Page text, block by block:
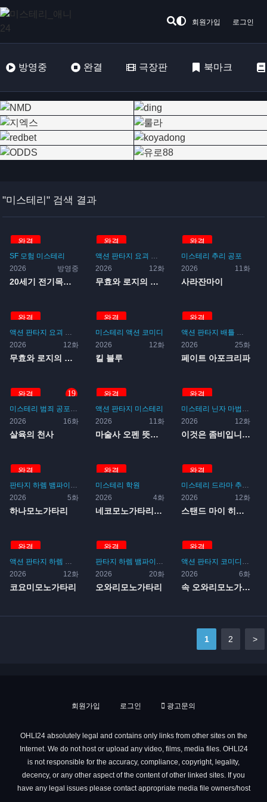
회원가입 로그인
방영중 완결 극장판 북마크
"미스테리" 검색 결과
완결
SF 모험 미스테리
2026
방영중
20세기 전기목록 유레카 에...
완결
액션 판타지 요괴 미스테리
퇴마
2026
12화
무효와 로지의 마법률상담사무...
완결
미스테리 추리 공포
2026
11화
사라잔마이
완결
액션 판타지 요괴 미스테리
퇴마
2026
12화
무효와 로지의 마법률상담사무...
완결
미스테리 액션 코미디
2026
12화
킬 블루
완결
액션 판타지 배틀 미스테리
2026
25화
페이트 아포크리파
완결 19
미스테리 범죄 공포 19
2026
16화
살육의 천사
완결
액션 판타지 미스테리
2026
11화
마술사 오펜 뜻밖의 여행 -...
완결
미스테리 닌자 마법소녀
2026
12화
이것은 좀비입니까?
완결
판타지 하렘 뱀파이어 미스테리 학원
2026
5화
하나모노가타리
완결
미스테리 학원
2026
4화
네코모노가타리(쿠로)
완결
미스테리 드라마 추리
2026
12화
스탠드 마이 히어로즈 PIE...
완결
액션 판타지 하렘 뱀파이어 요괴 미스테리
2026
12화
코요미모노가타리
완결
판타지 하렘 뱀파이어
미스테리
2026
20화
오와리모노가타리
완결
액션 판타지 코미디 하렘
2026
6화
속 오와리모노가타리
1 2 >
회원가입 로그인 광고문의
OHLI24 absolutely legal and contains only links from other sites on the
Internet. We do not host or upload any video, films, media files. OHLI24
is not responsible for the accuracy, compliance, copyright, legality,
decency, or any other aspect of the content of other linked sites. If you
have any legal issues please contact appropriate media file owners/host